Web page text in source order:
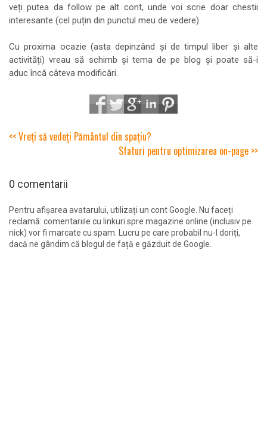
veți putea da follow pe alt cont, unde voi scrie doar chestii
interesante (cel puțin din punctul meu de vedere).
Cu proxima ocazie (asta depinzând și de timpul liber și alte
activități) vreau să schimb și tema de pe blog și poate să-i
aduc încă câteva modificări.
<< Vreți să vedeți Pământul din spațiu?
Sfaturi pentru optimizarea on-page >>
0 comentarii
Pentru afișarea avatarului, utilizați un cont Google. Nu faceți
reclamă: comentariile cu linkuri spre magazine online (inclusiv pe
nick) vor fi marcate cu spam. Lucru pe care probabil nu-l doriți,
dacă ne gândim că blogul de față e găzduit de Google.